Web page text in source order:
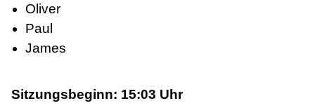
Oliver
Paul
James
Sitzungsbeginn: 15:03 Uhr